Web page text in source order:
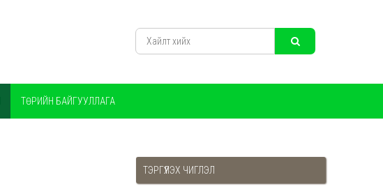
ТӨРИЙН БАЙГУУЛЛАГА
ТЭРГҮҮЛЭХ ЧИГЛЭЛ